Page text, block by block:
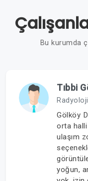
Bu kurumda
Tıbbi
Radyoloji
Gölköy
orta
ulaşım
yoğun,